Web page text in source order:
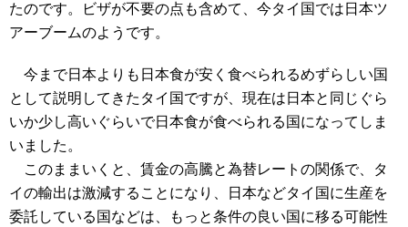
たのです。ビザが不要の点も含めて、今タイ国では日本ツ
アーブームのようです。
今まで日本よりも日本食が安く食べられるめずらしい国
として説明してきたタイ国ですが、現在は日本と同じぐら
いか少し高いぐらいで日本食が食べられる国になってしま
いました。
このままいくと、賃金の高騰と為替レートの関係で、タ
イの輸出は激減することになり、日本などタイ国に生産を
委託している国などは、もっと条件の良い国に移る可能性